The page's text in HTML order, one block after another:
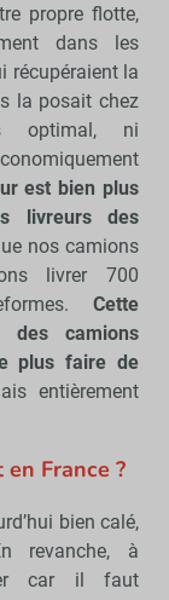
propre flotte,
dans les
récupéraient la
la posait chez
optimal, ni
est bien plus
livreurs des
nos camions
livrer 700
Cette
des camions
plus faire de
entièrement
France ?
bien calé,
revanche, à
car il faut